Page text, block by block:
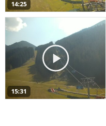
14:25
15:31